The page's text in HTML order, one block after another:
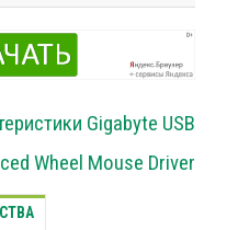
Gigabyte USB
Wheel Mouse Driver